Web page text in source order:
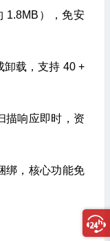
1.8MB），免安
卸载，支持 40 +
描响应即时，资
绑，核心功能免